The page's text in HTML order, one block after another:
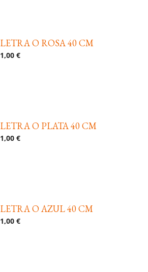
LETRA O ROSA 40 CM
1,00 €
LETRA O PLATA 40 CM
1,00 €
LETRA O AZUL 40 CM
1,00 €